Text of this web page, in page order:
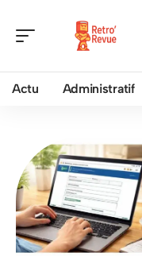
Actu Administratif